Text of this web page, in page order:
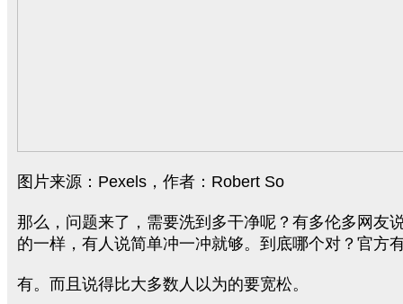
图片来源：Pexels，作者：Robert So
那么，问题来了，需要洗到多干净呢？有多伦多网友
的一样，有人说简单冲一冲就够。到底哪个对？官方
有。而且说得比大多数人以为的要宽松。